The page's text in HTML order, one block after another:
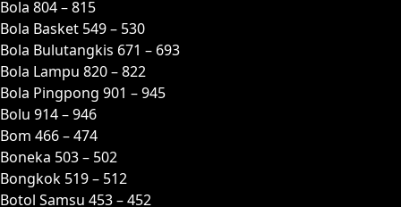
Bola 804 – 815
Bola Basket 549 – 530
Bola Bulutangkis 671 – 693
Bola Lampu 820 – 822
Bola Pingpong 901 – 945
Bolu 914 – 946
Bom 466 – 474
Boneka 503 – 502
Bongkok 519 – 512
Botol Samsu 453 – 452